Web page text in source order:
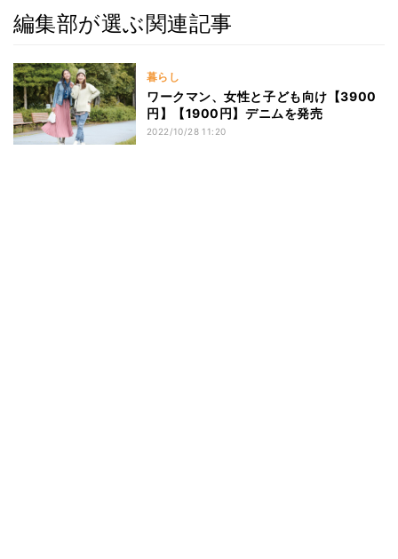
編集部が選ぶ関連記事
暮らし
ワークマン、女性と子ども向け【3900
円】【1900円】デニムを発売
2022/10/28 11:20